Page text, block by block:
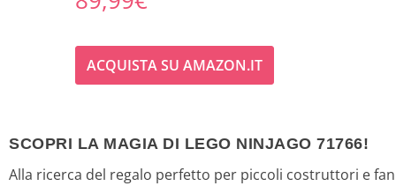
ACQUISTA SU AMAZON.IT
SCOPRI LA MAGIA DI LEGO NINJAGO 71766!
Alla ricerca del regalo perfetto per piccoli costruttori e fan